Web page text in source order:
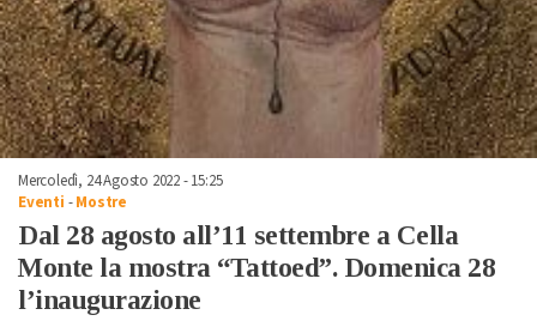
Mercoledì, 24 Agosto 2022 - 15:25
Eventi -Mostre
Dal 28 agosto all’11 settembre a Cella
Monte la mostra “Tattoed”. Domenica 28
l’inaugurazione